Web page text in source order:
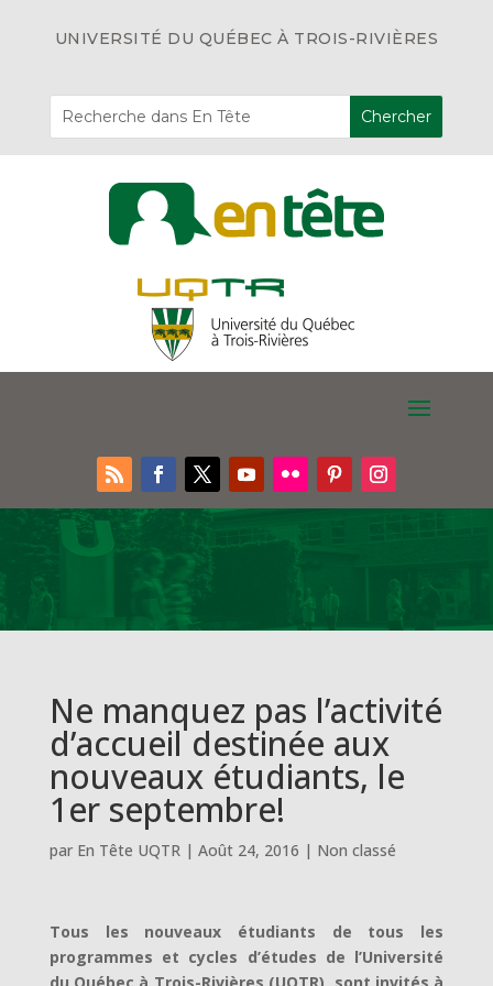
UNIVERSITÉ DU QUÉBEC À TROIS-RIVIÈRES
Ne manquez pas l’activité
d’accueil destinée aux
nouveaux étudiants, le
1er septembre!
par En Tête UQTR| Août 24, 2016 | Non classé
Tous les nouveaux étudiants de tous les
programmes et cycles d’études de l’Université